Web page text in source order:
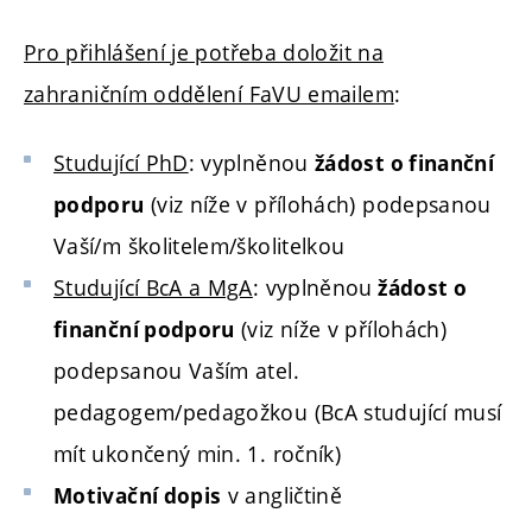
Pro přihlášení je potřeba doložit na
zahraničním oddělení FaVU emailem:
Studující PhD: vyplněnoužádost o finanční
podporu (viz níže v přílohách) podepsanou
Vaší/m školitelem/školitelkou
Studující BcA a MgA: vyplněnou žádost o
finanční podporu (viz níže v přílohách)
podepsanou Vaším atel.
pedagogem/pedagožkou (BcA studující musí
mít ukončený min. 1. ročník)
Motivační dopis v angličtině